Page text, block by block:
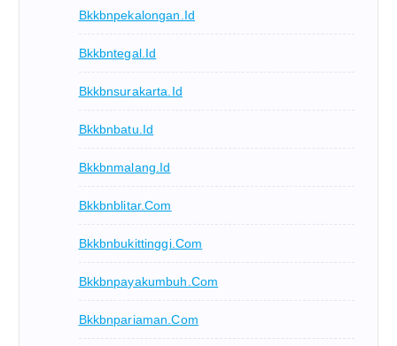
Bkkbnpekalongan.id
Bkkbntegal.id
Bkkbnsurakarta.id
Bkkbnbatu.id
Bkkbnmalang.id
Bkkbnblitar.com
Bkkbnbukittinggi.com
Bkkbnpayakumbuh.com
Bkkbnpariaman.com